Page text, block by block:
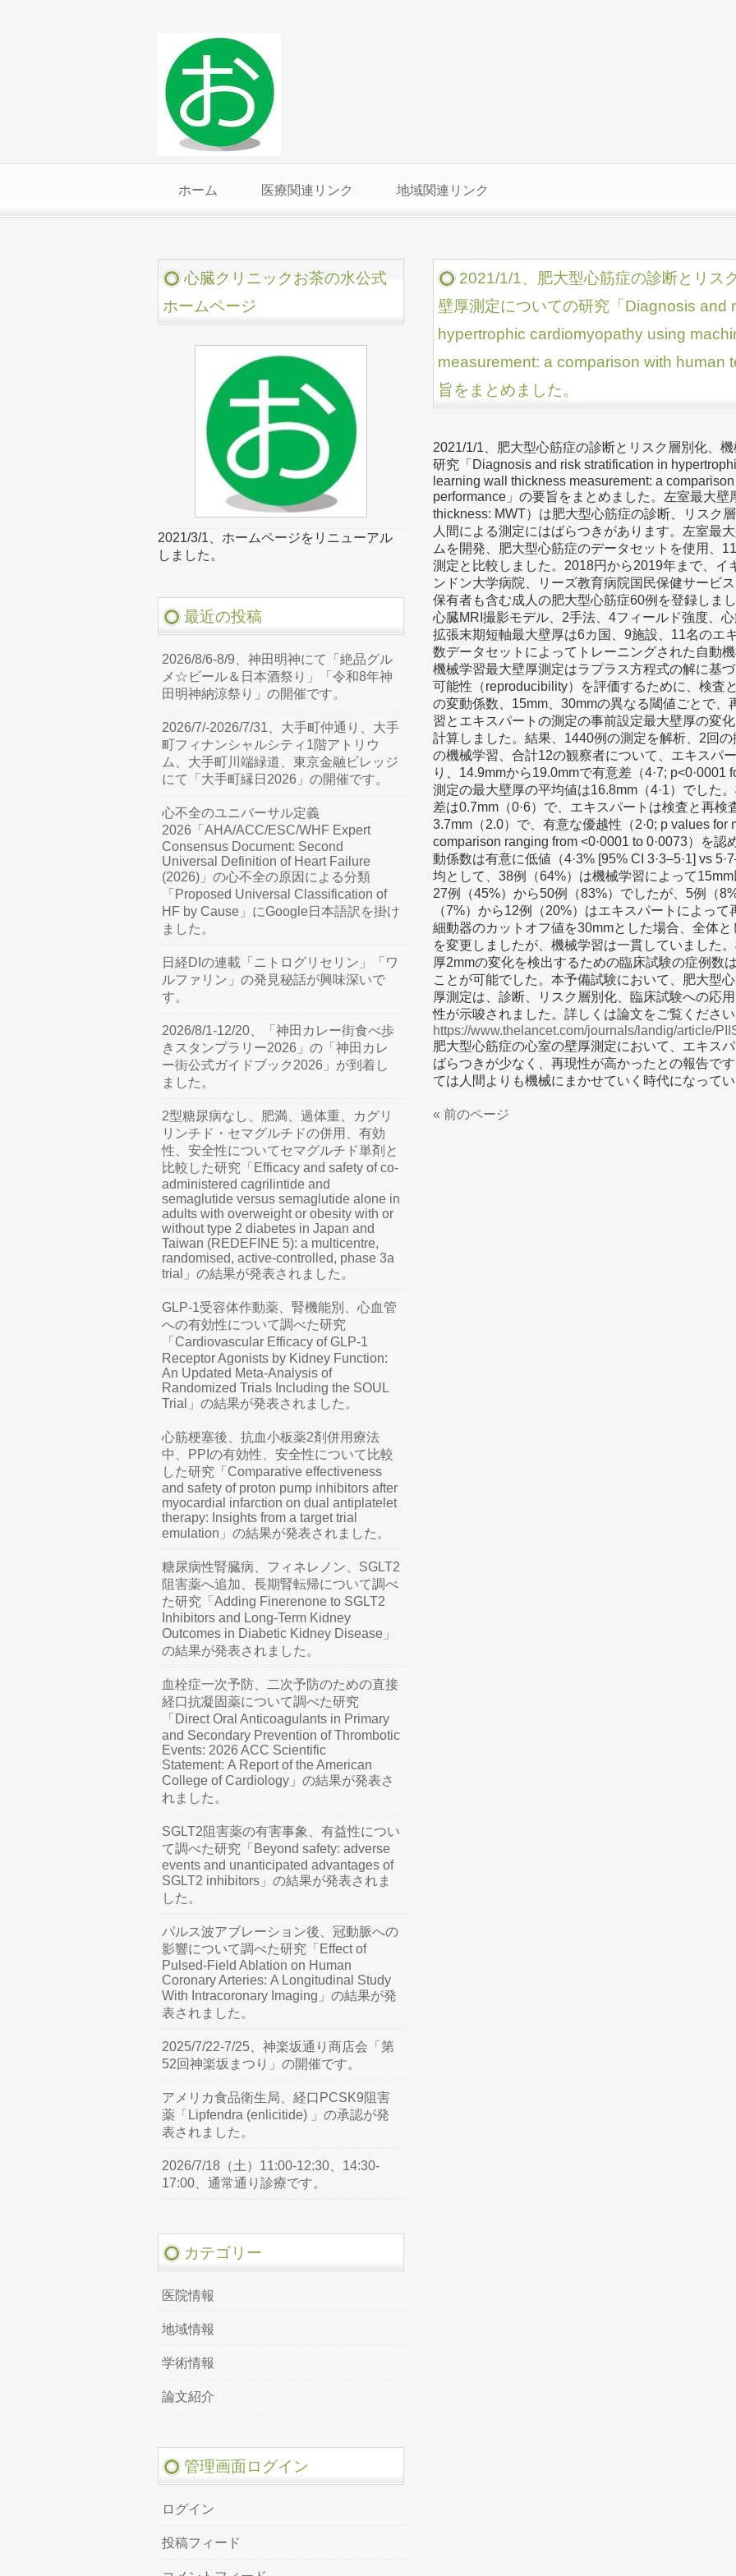
ホーム 医療関連リンク 地域関連リンク
2021/1/1、肥大型心筋症の診断とリス
壁厚測定についての研究「Diagnosis and
hypertrophic cardiomyopathy using
measurement: a comparison with human
旨をまとめました。
2021/1/1、肥大型心筋症の診断とリスク層別化、
研究「Diagnosis and risk stratification in
learning wall thickness measurement: a
performance」の要旨をまとめました。左室最大壁
thickness: MWT）は肥大型心筋症の診断、リスク
人間による測定にはばらつきがあります。左室最
ムを開発、肥大型心筋症のデータセットを使用、
測定と比較しました。2018円から2019年まで、イ
ンドン大学病院、リーズ教育病院国民保健サービ
保有者も含む成人の肥大型心筋症60例を登録しま
心臓MRI撮影モデル、2手法、4フィールド強度、
拡張末期短軸最大壁厚は6カ国、9施設、11名のエ
数データセットによってトレーニングされた自動
機械学習最大壁厚測定はラプラス方程式の解に基
可能性（reproducibility）を評価するために、検査
の変動係数、15mm、30mmの異なる閾値ごとで、
習とエキスパートの測定の事前設定最大壁厚の変
計算しました。結果、1440例の測定を解析、2回
の機械学習、合計12の観察者について、エキスパ
り、14.9mmから19.0mmで有意差（4·7;
測定の最大壁厚の平均値は16.8mm（4·1）でした
差は0.7mm（0·6）で、エキスパートは検査と再検
3.7mm（2.0）で、有意な優越性（2·0; p values for
comparison ranging from <0·0001 to 0·0073）を
動係数は有意に低値（4·3% [95% CI 3·3–5·1] vs
均として、38例（64%）は機械学習によって
27例（45%）から50例（83%）でしたが、5例（
（7%）から12例（20%）はエキスパートによっ
細動器のカットオフ値を30mmとした場合、全体
を変更しましたが、機械学習は一貫していました
厚2mmの変化を検出するための臨床試験の症例数
ことが可能でした。本予備試験において、肥大型
厚測定は、診断、リスク層別化、臨床試験への応
性が示唆されました。詳しくは論文をご覧ください
https://www.thelancet.com/journals/landig/article/
肥大型心筋症の心室の壁厚測定において、エキス
ばらつきが少なく、再現性が高かったとの報告で
ては人間よりも機械にまかせていく時代になって
« 前のページ
心臓クリニックお茶の水公式
ホームページ
2021/3/1、ホームページをリニューアル
しました。
最近の投稿
2026/8/6-8/9、神田明神にて「絶品グル
メ☆ビール＆日本酒祭り」「令和8年神
田明神納涼祭り」の開催です。
2026/7/-2026/7/31、大手町仲通り、大手
町フィナンシャルシティ1階アトリウ
ム、大手町川端緑道、東京金融ビレッジ
にて「大手町縁日2026」の開催です。
心不全のユニバーサル定義
2026「AHA/ACC/ESC/WHF Expert
Consensus Document: Second
Universal Definition of Heart Failure
(2026)」の心不全の原因による分類
「Proposed Universal Classification of
HF by Cause」にGoogle日本語訳を掛け
ました。
日経DIの連載「ニトログリセリン」「ワ
ルファリン」の発見秘話が興味深いで
す。
2026/8/1-12/20、「神田カレー街食べ歩
きスタンプラリー2026」の「神田カレ
ー街公式ガイドブック2026」が到着し
ました。
2型糖尿病なし、肥満、過体重、カグリ
リンチド・セマグルチドの併用、有効
性、安全性についてセマグルチド単剤と
比較した研究「Efficacy and safety of co-
administered cagrilintide and
semaglutide versus semaglutide alone in
adults with overweight or obesity with or
without type 2 diabetes in Japan and
Taiwan (REDEFINE 5): a multicentre,
randomised, active-controlled, phase 3a
trial」の結果が発表されました。
GLP-1受容体作動薬、腎機能別、心血管
への有効性について調べた研究
「Cardiovascular Efficacy of GLP-1
Receptor Agonists by Kidney Function:
An Updated Meta-Analysis of
Randomized Trials Including the SOUL
Trial」の結果が発表されました。
心筋梗塞後、抗血小板薬2剤併用療法
中、PPIの有効性、安全性について比較
した研究「Comparative effectiveness
and safety of proton pump inhibitors after
myocardial infarction on dual antiplatelet
therapy: Insights from a target trial
emulation」の結果が発表されました。
糖尿病性腎臓病、フィネレノン、SGLT2
阻害薬へ追加、長期腎転帰について調べ
た研究「Adding Finerenone to SGLT2
Inhibitors and Long-Term Kidney
Outcomes in Diabetic Kidney Disease」
の結果が発表されました。
血栓症一次予防、二次予防のための直接
経口抗凝固薬について調べた研究
「Direct Oral Anticoagulants in Primary
and Secondary Prevention of Thrombotic
Events: 2026 ACC Scientific
Statement: A Report of the American
College of Cardiology」の結果が発表さ
れました。
SGLT2阻害薬の有害事象、有益性につい
て調べた研究「Beyond safety: adverse
events and unanticipated advantages of
SGLT2 inhibitors」の結果が発表されま
した。
パルス波アブレーション後、冠動脈への
影響について調べた研究「Effect of
Pulsed-Field Ablation on Human
Coronary Arteries: A Longitudinal Study
With Intracoronary Imaging」の結果が発
表されました。
2025/7/22-7/25、神楽坂通り商店会「第
52回神楽坂まつり」の開催です。
アメリカ食品衛生局、経口PCSK9阻害
薬「Lipfendra (enlicitide) 」の承認が発
表されました。
2026/7/18（土）11:00-12:30、14:30-
17:00、通常通り診療です。
カテゴリー
医院情報
地域情報
学術情報
論文紹介
管理画面ログイン
ログイン
投稿フィード